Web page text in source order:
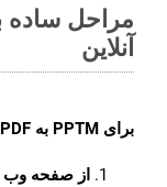
آنلاین
برای PPTM به PDF
از صفحه وب